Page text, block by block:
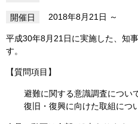
2018年8月21日
平成30年8月21日に実施した、知
す。
【質問項目】
避難に関する意識調査につい
復旧・復興に向けた取組につ